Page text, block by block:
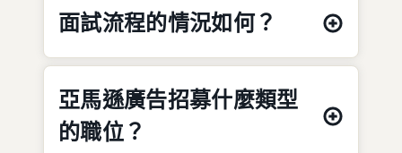
面試流程的情況如何？
亞馬遜廣告招募什麼類型
的職位？